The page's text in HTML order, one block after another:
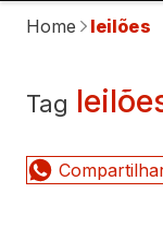
Home leilões
Tag